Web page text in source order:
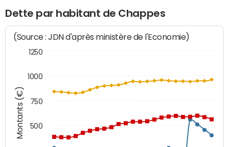
Dette par habitant de Chappes
Montants (€)
(Source : JDN d'après ministère de l'Economie)
500
750
1000
1250